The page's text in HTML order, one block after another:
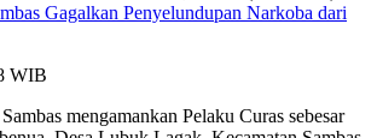
Gagalkan Penyelundupan Narkoba dari
WIB